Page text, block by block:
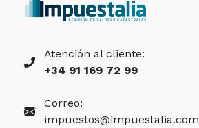
Atención al cliente:
+34 91 169 72 99
Correo:
impuestos@impuestalia.com